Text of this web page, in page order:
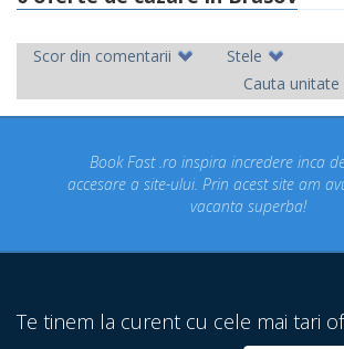
Scor din comentarii
Stele
Cauta unitate
Fast .ro inspira incredere inca de la prima
a site-ului. Prin acest site am avut parte de o
vacanta superba!
Te tinem la curent cu cele mai tari